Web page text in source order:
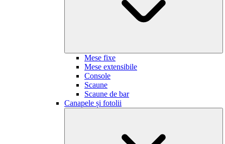
Mese fixe
Mese extensibile
Console
Scaune
Scaune de bar
Canapele și fotolii